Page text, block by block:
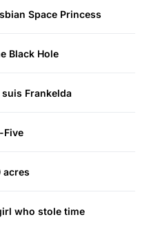
Space Princess
Black Hole
Frankelda
Five
acres
who stole time